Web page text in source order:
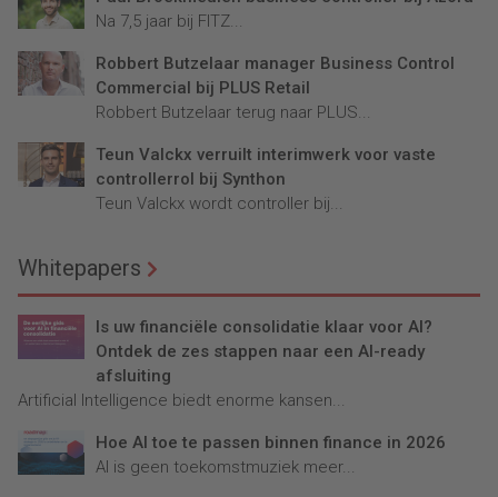
Na 7,5 jaar bij FITZ...
Robbert Butzelaar manager Business Control
Commercial bij PLUS Retail
Robbert Butzelaar terug naar PLUS...
Teun Valckx verruilt interimwerk voor vaste
controllerrol bij Synthon
Teun Valckx wordt controller bij...
Whitepapers
Is uw financiële consolidatie klaar voor AI?
Ontdek de zes stappen naar een AI-ready
afsluiting
Artificial Intelligence biedt enorme kansen...
Hoe AI toe te passen binnen finance in 2026
AI is geen toekomstmuziek meer...